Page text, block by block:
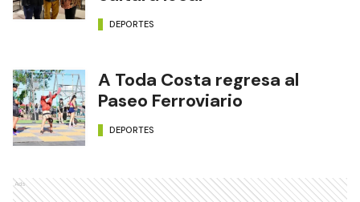
DEPORTES
A Toda Costa regresa al
Paseo Ferroviario
DEPORTES
Ads